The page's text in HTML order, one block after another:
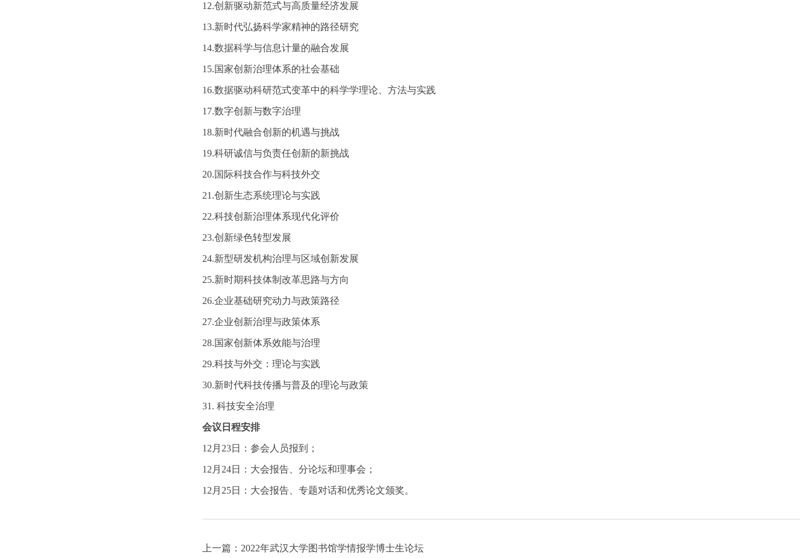
12.创新驱动新范式与高质量经济发展
13.新时代弘扬科学家精神的路径研究
14.数据科学与信息计量的融合发展
15.国家创新治理体系的社会基础
16.数据驱动科研范式变革中的科学学理论、方法与实践
17.数字创新与数字治理
18.新时代融合创新的机遇与挑战
19.科研诚信与负责任创新的新挑战
20.国际科技合作与科技外交
21.创新生态系统理论与实践
22.科技创新治理体系现代化评价
23.创新绿色转型发展
24.新型研发机构治理与区域创新发展
25.新时期科技体制改革思路与方向
26.企业基础研究动力与政策路径
27.企业创新治理与政策体系
28.国家创新体系效能与治理
29.科技与外交：理论与实践
30.新时代科技传播与普及的理论与政策
31. 科技安全治理
会议日程安排
12月23日：参会人员报到；
12月24日：大会报告、分论坛和理事会；
12月25日：大会报告、专题对话和优秀论文颁奖。
上一篇： 2022年武汉大学图书馆学情报学博士生论坛